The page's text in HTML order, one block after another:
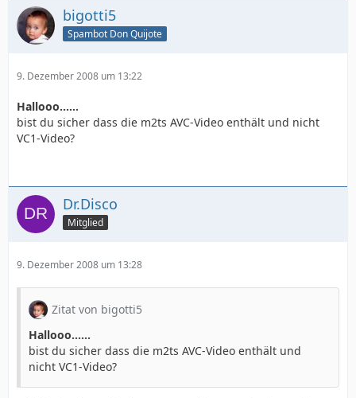
bigotti5
Spambot Don Quijote
9. Dezember 2008 um 13:22
Hallooo......
bist du sicher dass die m2ts AVC-Video enthält und nicht
VC1-Video?
Dr.Disco
Mitglied
9. Dezember 2008 um 13:28
Zitat von bigotti5
Hallooo......
bist du sicher dass die m2ts AVC-Video enthält und
nicht VC1-Video?